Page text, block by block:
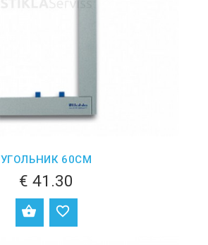
УГОЛЬНИК 60СМ
€ 41.30
ДОБАВИТЬ